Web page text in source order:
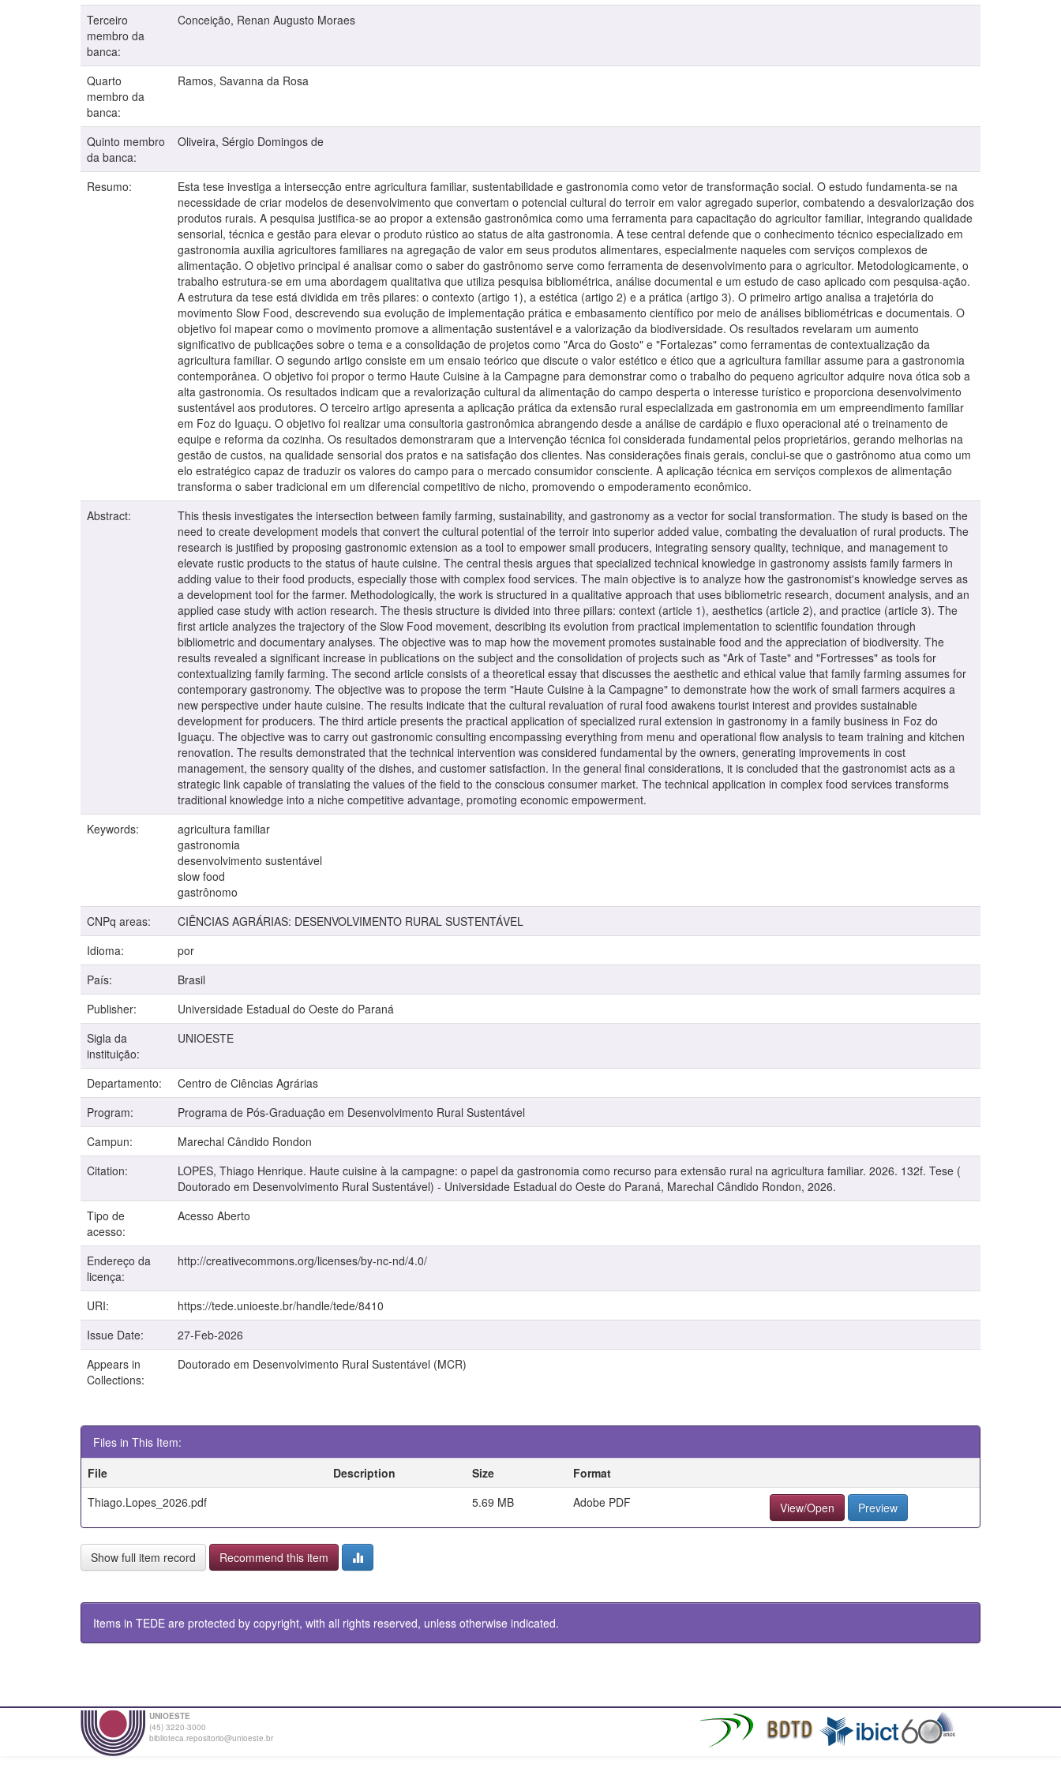
Terceiro
membro da
banca:
Conceição, Renan Augusto Moraes
Quarto
membro da
banca:
Ramos, Savanna da Rosa
Quinto membro
da banca:
Oliveira, Sérgio Domingos de
Resumo:
Esta tese investiga a intersecção entre agricultura familiar, sustentabilidade e gastronomia como vetor de transformação social. O estudo fundamenta-se na
necessidade de criar modelos de desenvolvimento que convertam o potencial cultural do terroir em valor agregado superior, combatendo a desvalorização dos
produtos rurais. A pesquisa justifica-se ao propor a extensão gastronômica como uma ferramenta para capacitação do agricultor familiar, integrando qualidade
sensorial, técnica e gestão para elevar o produto rústico ao status de alta gastronomia. A tese central defende que o conhecimento técnico especializado em
gastronomia auxilia agricultores familiares na agregação de valor em seus produtos alimentares, especialmente naqueles com serviços complexos de
alimentação. O objetivo principal é analisar como o saber do gastrônomo serve como ferramenta de desenvolvimento para o agricultor. Metodologicamente, o
trabalho estrutura-se em uma abordagem qualitativa que utiliza pesquisa bibliométrica, análise documental e um estudo de caso aplicado com pesquisa-ação.
A estrutura da tese está dividida em três pilares: o contexto (artigo 1), a estética (artigo 2) e a prática (artigo 3). O primeiro artigo analisa a trajetória do
movimento Slow Food, descrevendo sua evolução de implementação prática e embasamento científico por meio de análises bibliométricas e documentais. O
objetivo foi mapear como o movimento promove a alimentação sustentável e a valorização da biodiversidade. Os resultados revelaram um aumento
significativo de publicações sobre o tema e a consolidação de projetos como "Arca do Gosto" e "Fortalezas" como ferramentas de contextualização da
agricultura familiar. O segundo artigo consiste em um ensaio teórico que discute o valor estético e ético que a agricultura familiar assume para a gastronomia
contemporânea. O objetivo foi propor o termo Haute Cuisine à la Campagne para demonstrar como o trabalho do pequeno agricultor adquire nova ótica sob a
alta gastronomia. Os resultados indicam que a revalorização cultural da alimentação do campo desperta o interesse turístico e proporciona desenvolvimento
sustentável aos produtores. O terceiro artigo apresenta a aplicação prática da extensão rural especializada em gastronomia em um empreendimento familiar
em Foz do Iguaçu. O objetivo foi realizar uma consultoria gastronômica abrangendo desde a análise de cardápio e fluxo operacional até o treinamento de
equipe e reforma da cozinha. Os resultados demonstraram que a intervenção técnica foi considerada fundamental pelos proprietários, gerando melhorias na
gestão de custos, na qualidade sensorial dos pratos e na satisfação dos clientes. Nas considerações finais gerais, conclui-se que o gastrônomo atua como um
elo estratégico capaz de traduzir os valores do campo para o mercado consumidor consciente. A aplicação técnica em serviços complexos de alimentação
transforma o saber tradicional em um diferencial competitivo de nicho, promovendo o empoderamento econômico.
Abstract:
This thesis investigates the intersection between family farming, sustainability, and gastronomy as a vector for social transformation. The study is based on the
need to create development models that convert the cultural potential of the terroir into superior added value, combating the devaluation of rural products. The
research is justified by proposing gastronomic extension as a tool to empower small producers, integrating sensory quality, technique, and management to
elevate rustic products to the status of haute cuisine. The central thesis argues that specialized technical knowledge in gastronomy assists family farmers in
adding value to their food products, especially those with complex food services. The main objective is to analyze how the gastronomist's knowledge serves as
a development tool for the farmer. Methodologically, the work is structured in a qualitative approach that uses bibliometric research, document analysis, and an
applied case study with action research. The thesis structure is divided into three pillars: context (article 1), aesthetics (article 2), and practice (article 3). The
first article analyzes the trajectory of the Slow Food movement, describing its evolution from practical implementation to scientific foundation through
bibliometric and documentary analyses. The objective was to map how the movement promotes sustainable food and the appreciation of biodiversity. The
results revealed a significant increase in publications on the subject and the consolidation of projects such as "Ark of Taste" and "Fortresses" as tools for
contextualizing family farming. The second article consists of a theoretical essay that discusses the aesthetic and ethical value that family farming assumes for
contemporary gastronomy. The objective was to propose the term "Haute Cuisine à la Campagne" to demonstrate how the work of small farmers acquires a
new perspective under haute cuisine. The results indicate that the cultural revaluation of rural food awakens tourist interest and provides sustainable
development for producers. The third article presents the practical application of specialized rural extension in gastronomy in a family business in Foz do
Iguaçu. The objective was to carry out gastronomic consulting encompassing everything from menu and operational flow analysis to team training and kitchen
renovation. The results demonstrated that the technical intervention was considered fundamental by the owners, generating improvements in cost
management, the sensory quality of the dishes, and customer satisfaction. In the general final considerations, it is concluded that the gastronomist acts as a
strategic link capable of translating the values of the field to the conscious consumer market. The technical application in complex food services transforms
traditional knowledge into a niche competitive advantage, promoting economic empowerment.
Keywords:
agricultura familiar
gastronomia
desenvolvimento sustentável
slow food
gastrônomo
CNPq areas:
CIÊNCIAS AGRÁRIAS: DESENVOLVIMENTO RURAL SUSTENTÁVEL
Idioma:
por
País:
Brasil
Publisher:
Universidade Estadual do Oeste do Paraná
Sigla da
instituição:
UNIOESTE
Departamento:
Centro de Ciências Agrárias
Program:
Programa de Pós-Graduação em Desenvolvimento Rural Sustentável
Campun:
Marechal Cândido Rondon
Citation:
LOPES, Thiago Henrique. Haute cuisine à la campagne: o papel da gastronomia como recurso para extensão rural na agricultura familiar. 2026. 132f. Tese (
Doutorado em Desenvolvimento Rural Sustentável) - Universidade Estadual do Oeste do Paraná, Marechal Cândido Rondon, 2026.
Tipo de
acesso:
Acesso Aberto
Endereço da
licença:
http://creativecommons.org/licenses/by-nc-nd/4.0/
URI:
https://tede.unioeste.br/handle/tede/8410
Issue Date:
27-Feb-2026
Appears in
Collections:
Doutorado em Desenvolvimento Rural Sustentável (MCR)
Files in This Item:
File
Description Size
Format
Thiago.Lopes_2026.pdf
5.69 MB Adobe PDF View/Open Preview
Show full item record Recommend this item
Items in TEDE are protected by copyright, with all rights reserved, unless otherwise indicated.
UNIOESTE
(45) 3220-3000
biblioteca.repositorio@unioeste.br